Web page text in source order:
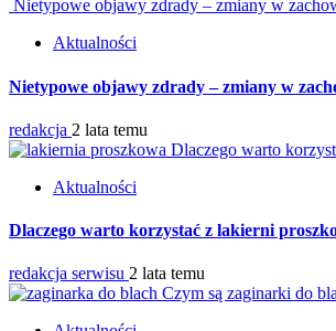
Nietypowe objawy zdrady – zmiany w
Aktualności
Nietypowe objawy zdrady – zmiany w
redakcja 2 lata temu
Dlaczego warto
Aktualności
Dlaczego warto korzystać z lakierni
redakcja serwisu 2 lata temu
Czym są zaginarki do